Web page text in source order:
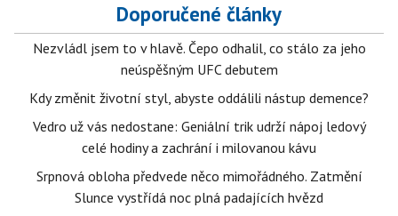
Doporučené články
Nezvládl jsem to v hlavě. Čepo odhalil, co stálo za jeho
neúspěšným UFC debutem
Kdy změnit životní styl, abyste oddálili nástup demence?
Vedro už vás nedostane: Geniální trik udrží nápoj ledový
celé hodiny a zachrání i milovanou kávu
Srpnová obloha předvede něco mimořádného. Zatmění
Slunce vystřídá noc plná padajících hvězd